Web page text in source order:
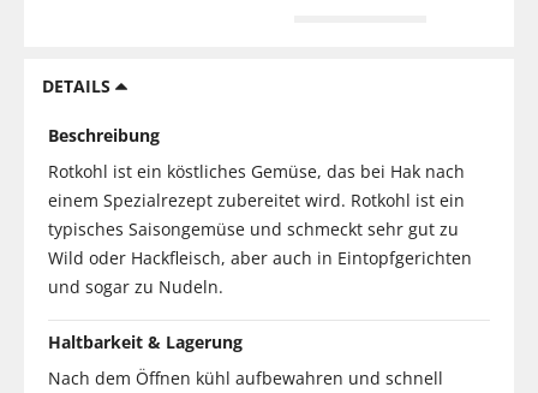
DETAILS
Beschreibung
Rotkohl ist ein köstliches Gemüse, das bei Hak nach
einem Spezialrezept zubereitet wird. Rotkohl ist ein
typisches Saisongemüse und schmeckt sehr gut zu
Wild oder Hackfleisch, aber auch in Eintopfgerichten
und sogar zu Nudeln.
Haltbarkeit & Lagerung
Nach dem Öffnen kühl aufbewahren und schnell